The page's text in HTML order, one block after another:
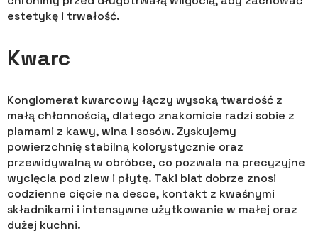
estetykę i trwałość.
Kwarc
Konglomerat kwarcowy łączy wysoką twardość z
małą chłonnością, dlatego znakomicie radzi sobie z
plamami z kawy, wina i sosów. Zyskujemy
powierzchnię stabilną kolorystycznie oraz
przewidywalną w obróbce, co pozwala na precyzyjne
wycięcia pod zlew i płytę. Taki blat dobrze znosi
codzienne cięcie na desce, kontakt z kwaśnymi
składnikami i intensywne użytkowanie w małej oraz
dużej kuchni.